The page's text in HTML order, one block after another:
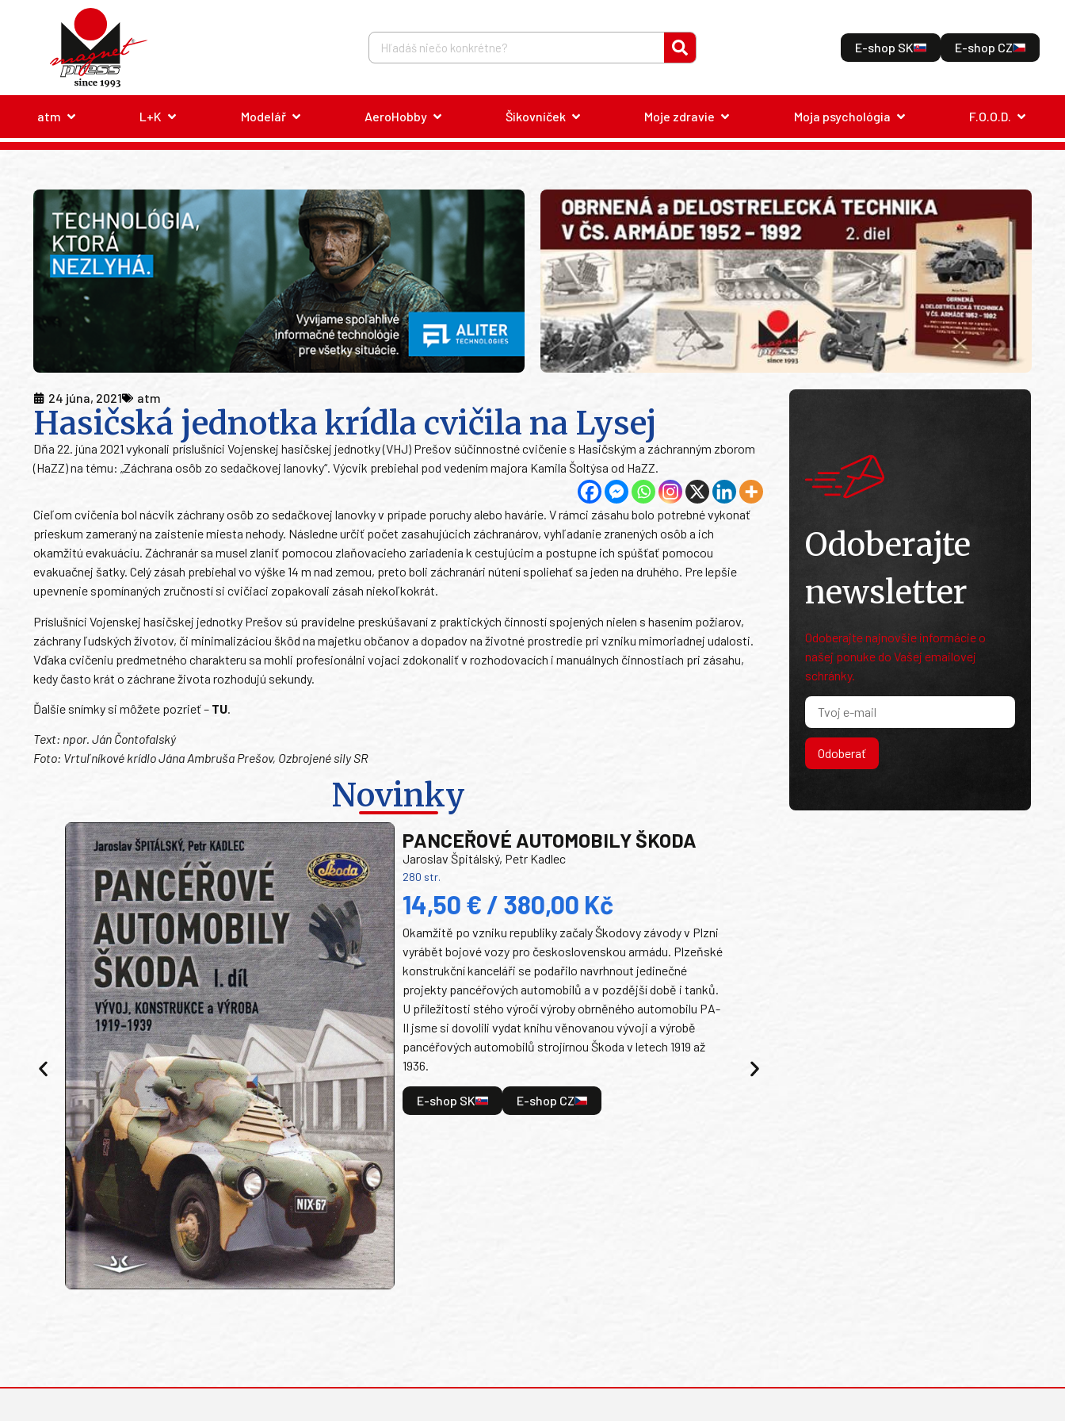
E-shop SK E-shop CZ
atm L+K Modelář AeroHobby Šikovníček Moje zdravie Moja psychológia F.O.O.D.
24 júna, 2021 atm
Hasičská jednotka krídla cvičila na Lysej
Dňa 22. júna 2021 vykonali príslušníci Vojenskej hasičskej jednotky (VHJ) Prešov súčinnostné cvičenie s Hasičským a záchranným zborom
(HaZZ) na tému: „Záchrana osôb zo sedačkovej lanovky“. Výcvik prebiehal pod vedením majora Kamila Šoltýsa od HaZZ.
Cieľom cvičenia bol nácvik záchrany osôb zo sedačkovej lanovky v prípade poruchy alebo havárie. V rámci zásahu bolo potrebné vykonať
prieskum zameraný na zaistenie miesta nehody. Následne určiť počet zasahujúcich záchranárov, vyhľadanie zranených osôb a ich
okamžitú evakuáciu. Záchranár sa musel zlaniť pomocou zlaňovacieho zariadenia k cestujúcim a postupne ich spúšťať pomocou
evakuačnej šatky. Celý zásah prebiehal vo výške 14 m nad zemou, preto boli záchranári nútení spoliehať sa jeden na druhého. Pre lepšie
upevnenie spomínaných zručností si cvičiaci zopakovali zásah niekoľkokrát.
Príslušníci Vojenskej hasičskej jednotky Prešov sú pravidelne preskúšavaní z praktických činností spojených nielen s hasením požiarov,
záchrany ľudských životov, či minimalizáciou škôd na majetku občanov a dopadov na životné prostredie pri vzniku mimoriadnej udalosti.
Vďaka cvičeniu predmetného charakteru sa mohli profesionálni vojaci zdokonaliť v rozhodovacích i manuálnych činnostiach pri zásahu,
kedy často krát o záchrane života rozhodujú sekundy.
Ďalšie snímky si môžete pozrieť – TU.
Text: npor. Ján Čontofalský
Foto: Vrtuľníkové krídlo Jána Ambruša Prešov, Ozbrojené sily SR
Novinky
PANCEŘOVÉ AUTOMOBILY ŠKODA
Jaroslav Špitálský, Petr Kadlec
280 str.
14,50 € / 380,00 Kč
Okamžitě po vzniku republiky začaly Škodovy závody v Plzni
vyrábět bojové vozy pro československou armádu. Plzeňské
konstrukční kanceláři se podařilo navrhnout jedinečné
projekty pancéřových automobilů a v pozdější době i tanků.
U příležitosti stého výročí výroby obrněného automobilu PA-
II jsme si dovolili vydat knihu věnovanou vývoji a výrobě
pancéřových automobilů strojírnou Škoda v letech 1919 až
1936.
E-shop SK E-shop CZ
Odoberajte
newsletter
Odoberajte najnovšie informácie o
našej ponuke do Vašej emailovej
schránky.
Odoberať